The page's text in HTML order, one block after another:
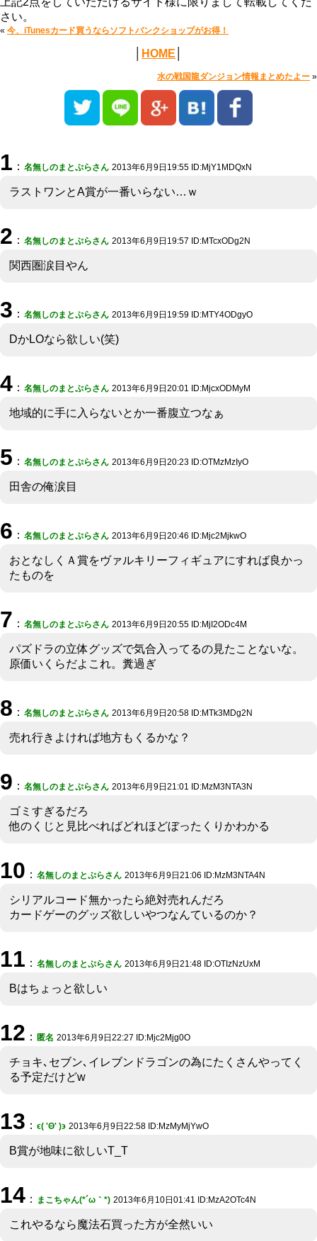
さい。
« 今、iTunesカード買うならソフトバンクショップがお得！
HOME
水の戦国龍ダンジョン情報まとめたよー »
1 ： 名無しのまとぷらさん 2013年6月9日19:55 ID:MjY1MDQxN
ラストワンとA賞が一番いらない…ｗ
2 ： 名無しのまとぷらさん 2013年6月9日19:57 ID:MTcxODg2N
関西圏涙目やん
3 ： 名無しのまとぷらさん 2013年6月9日19:59 ID:MTY4ODgyO
DかLOなら欲しい(笑)
4 ： 名無しのまとぷらさん 2013年6月9日20:01 ID:MjcxODMyM
地域的に手に入らないとか一番腹立つなぁ
5 ： 名無しのまとぷらさん 2013年6月9日20:23 ID:OTMzMzIyO
田舎の俺涙目
6 ： 名無しのまとぷらさん 2013年6月9日20:46 ID:Mjc2MjkwO
おとなしくＡ賞をヴァルキリーフィギュアにすれば良かっ
たものを
7 ： 名無しのまとぷらさん 2013年6月9日20:55 ID:MjI2ODc4M
パズドラの立体グッズで気合入ってるの見たことないな。
原価いくらだよこれ。糞過ぎ
8 ： 名無しのまとぷらさん 2013年6月9日20:58 ID:MTk3MDg2N
売れ行きよければ地方もくるかな？
9 ： 名無しのまとぷらさん 2013年6月9日21:01 ID:MzM3NTA3N
ゴミすぎるだろ
他のくじと見比べればどれほどぼったくりかわかる
10 ： 名無しのまとぷらさん 2013年6月9日21:06 ID:MzM3NTA4N
シリアルコード無かったら絶対売れんだろ
カードゲーのグッズ欲しいやつなんているのか？
11 ： 名無しのまとぷらさん 2013年6月9日21:48 ID:OTIzNzUxM
Bはちょっと欲しい
12 ： 匿名 2013年6月9日22:27 ID:Mjc2Mjg0O
チョキ､セブン､イレブンドラゴンの為にたくさんやってく
る予定だけどw
13 ： ϵ( 'Θ' )϶ 2013年6月9日22:58 ID:MzMyMjYwO
B賞が地味に欲しいT_T
14 ： まこちゃん(*´ω｀*) 2013年6月10日01:41 ID:MzA2OTc4N
これやるなら魔法石買った方が全然いい